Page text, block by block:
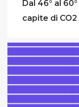
Dal 46° al
capite di